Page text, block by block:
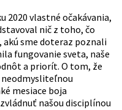
2020 vlastné očakávania,
nič z toho, čo
akú sme doteraz poznali
fungovanie sveta, naše
a priorít. O tom, že
neodmysliteľnou
mesiace boja
našou disciplínou